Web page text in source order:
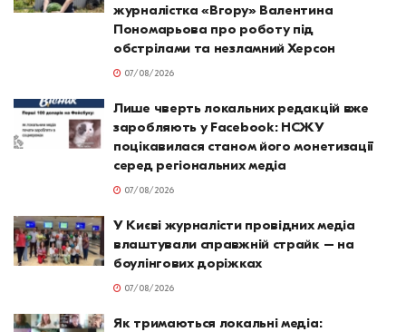
журналістка «Вгору» Валентина
Пономарьова про роботу під
обстрілами та незламний Херсон
07/08/2026
Лише чверть локальних редакцій вже
заробляють у Facebook: НСЖУ
поцікавилася станом його монетизації
серед регіональних медіа
07/08/2026
У Києві журналісти провідних медіа
влаштували справжній страйк – на
боулінгових доріжках
07/08/2026
Як тримаються локальні медіа: